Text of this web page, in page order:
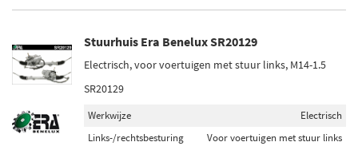
Stuurhuis Era Benelux SR20129
Electrisch, voor voertuigen met stuur links, M14-1.5
SR20129
Werkwijze
Electrisch
Links-/rechtsbesturing
Voor voertuigen met stuur links